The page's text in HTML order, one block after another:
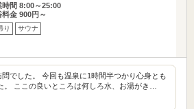
時間 8:00～25:00
料金 900円～
り サウナ
でした。 今回も温泉に1時間半つかり心身とも
。 ここの良いところは何しろ水、お湯がき…